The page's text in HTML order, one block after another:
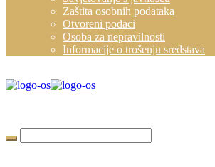
Zaštita osobnih podataka
Otvoreni podaci
Osoba za nepravilnosti
Informacije o trošenju sredstava